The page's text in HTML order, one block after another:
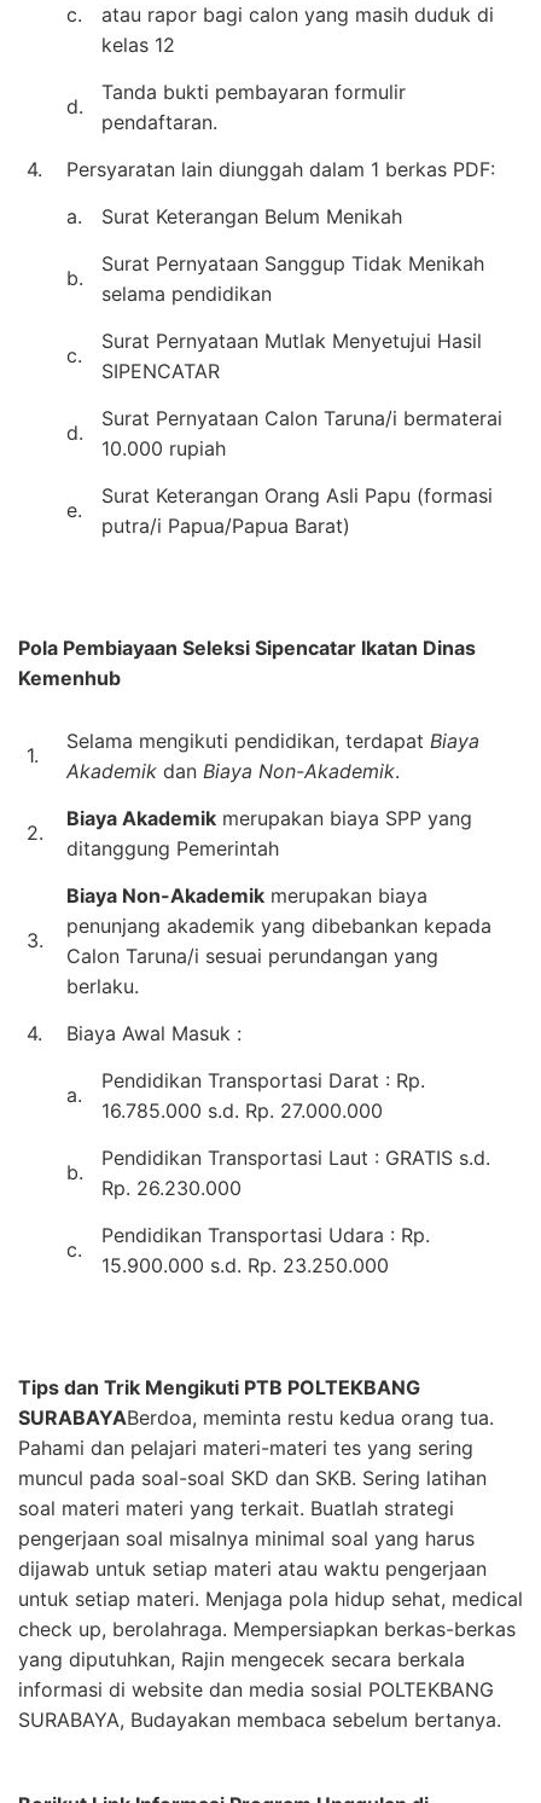
c.
atau rapor bagi calon yang masih duduk di
kelas 12
d.
Tanda bukti pembayaran formulir
pendaftaran.
4.
Persyaratan lain diunggah dalam 1 berkas PDF:
a.
Surat Keterangan Belum Menikah
b.
Surat Pernyataan Sanggup Tidak Menikah
selama pendidikan
c.
Surat Pernyataan Mutlak Menyetujui Hasil
SIPENCATAR
d.
Surat Pernyataan Calon Taruna/i bermaterai
10.000 rupiah
e.
Surat Keterangan Orang Asli Papu (formasi
putra/i Papua/Papua Barat)
Pola Pembiayaan Seleksi Sipencatar Ikatan Dinas
Kemenhub
1.
Selama mengikuti pendidikan, terdapat Biaya
Akademik dan Biaya Non-Akademik.
2.
Biaya Akademik merupakan biaya SPP yang
ditanggung Pemerintah
3.
Biaya Non-Akademik merupakan biaya
penunjang akademik yang dibebankan kepada
Calon Taruna/i sesuai perundangan yang
berlaku.
4.
Biaya Awal Masuk :
a.
Pendidikan Transportasi Darat : Rp.
16.785.000 s.d. Rp. 27.000.000
b.
Pendidikan Transportasi Laut : GRATIS s.d.
Rp. 26.230.000
c.
Pendidikan Transportasi Udara : Rp.
15.900.000 s.d. Rp. 23.250.000
Tips dan Trik Mengikuti PTB POLTEKBANG
SURABAYABerdoa, meminta restu kedua orang tua.
Pahami dan pelajari materi-materi tes yang sering
muncul pada soal-soal SKD dan SKB. Sering latihan
soal materi materi yang terkait. Buatlah strategi
pengerjaan soal misalnya minimal soal yang harus
dijawab untuk setiap materi atau waktu pengerjaan
untuk setiap materi. Menjaga pola hidup sehat, medical
check up, berolahraga. Mempersiapkan berkas-berkas
yang diputuhkan, Rajin mengecek secara berkala
informasi di website dan media sosial POLTEKBANG
SURABAYA, Budayakan membaca sebelum bertanya.